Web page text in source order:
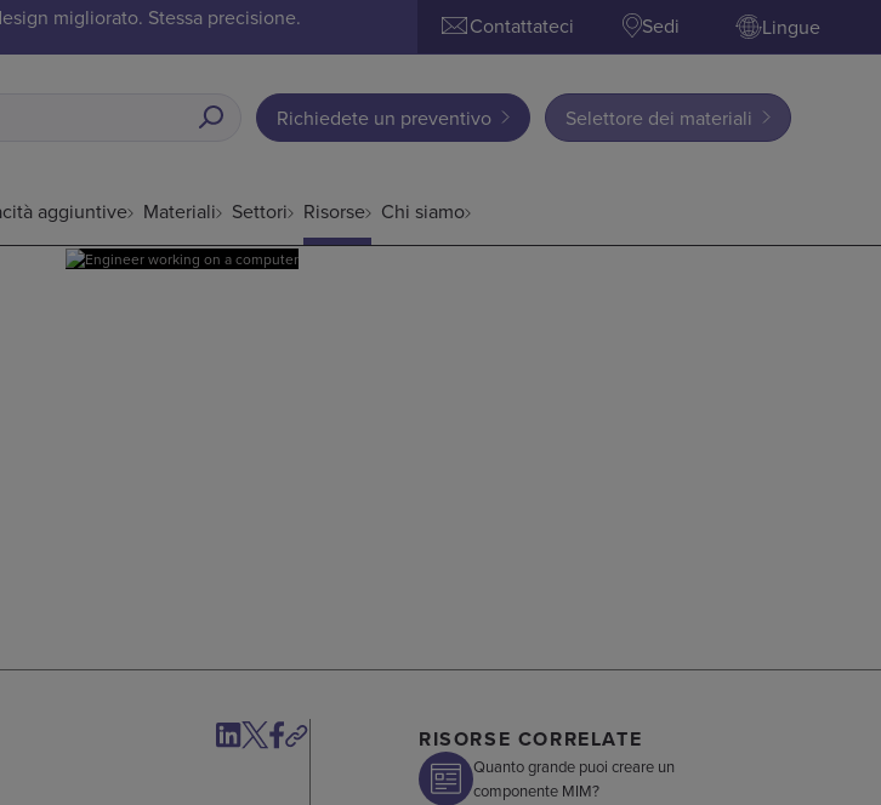
migliorato. Stessa precisione. Contattateci Sedi Lingue
Richiedete un preventivo Selettore dei materiali
aggiuntive Materiali Settori Risorse Chi siamo
RISORSE CORRELATE
Quanto grande puoi creare un
componente MIM?